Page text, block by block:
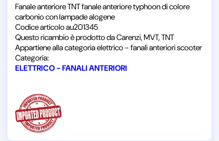
Fanale anteriore TNT fanale anteriore typhoon di colore
carbonio con lampade alogene
Codice articolo au201345
Questo ricambio è prodotto da Carenzi, MVT, TNT
Appartiene alla categoria elettrico - fanali anteriori scooter
Categoria:
ELETTRICO - FANALI ANTERIORI